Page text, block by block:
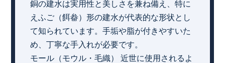
銅の建水は実用性と美しさを兼ね備え、特に
えふご（餌畚）形の建水が代表的な形状とし
て知られています。手垢や脂が付きやすいた
め、丁寧な手入れが必要です。
モール（モウル・毛織） 近世に使用されるよ